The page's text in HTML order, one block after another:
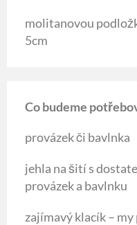
molitanovou
5cm
Co budeme
provázek či bavlnka
jehla na šití s
provázek a bavlnku
zajímavý klacík –